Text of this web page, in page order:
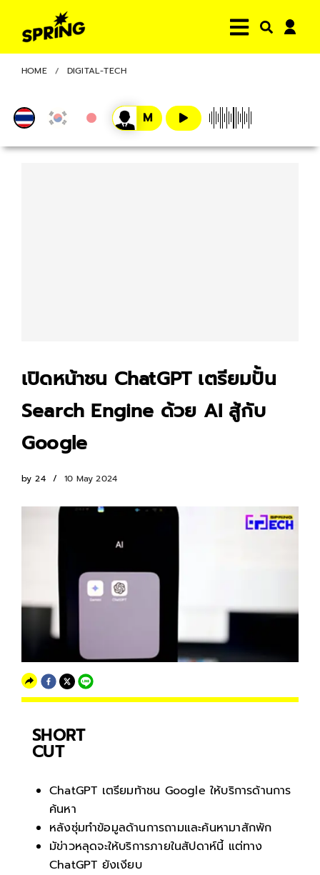
HOME DIGITAL-TECH
เปิดหน้าชน ChatGPT เตรียมปั้น
Search Engine ด้วย AI สู้กับ
Google
by 24 10 May 2024
SHORT
CUT
ChatGPT เตรียมท้าชน Google ให้บริการด้านการ
ค้นหา
หลังซุ่มทำข้อมูลด้านการถามและค้นหามาสักพัก
มัข่าวหลุดจะให้บริการภายในสัปดาห์นี้ แต่ทาง
ChatGPT ยังเงียบ